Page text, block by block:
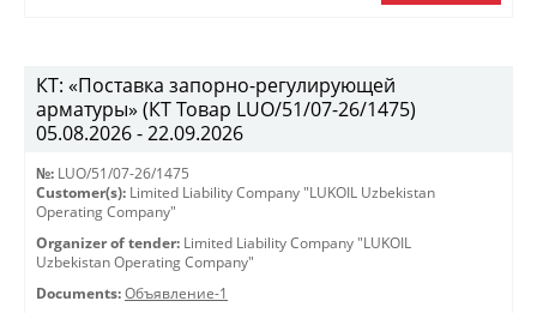
КТ: «Поставка запорно-регулирующей
арматуры» (КТ Товар LUO/51/07-26/1475)
05.08.2026 - 22.09.2026
№: LUO/51/07-26/1475
Customer(s): Limited Liability Company "LUKOIL Uzbekistan
Operating Company"
Organizer of tender: Limited Liability Company "LUKOIL
Uzbekistan Operating Company"
Documents: Объявление-1